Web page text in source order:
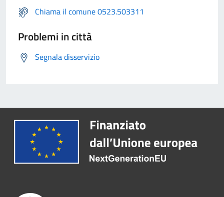
Chiama il comune 0523.503311
Problemi in città
Segnala disservizio